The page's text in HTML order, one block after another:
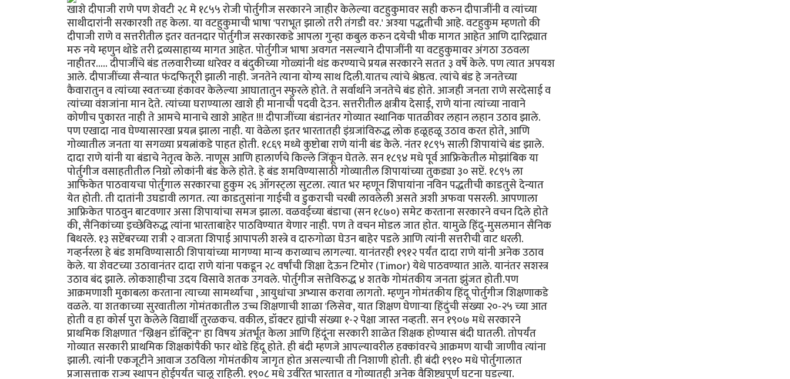
खाशे दीपाजी राणे पण शेवटी २८ मे १८५५ रोजी पोर्तुगीज सरकारने जाहीर केलेल्या वटहुकुमावर सही करुन दीपाजींनी व त्यांच्या
साथीदारांनी सरकारशी तह केला. या वटहुकुमाची भाषा 'पराभूत झालो तरी तंगडी वर.' अश्या पद्धतीची आहे. वटहुकुम म्हणतो की
दीपाजी राणे व सत्तरीतील इतर वतनदार पोर्तुगीज सरकारकडे आपला गुन्हा कबुल करुन दयेची भीक मागत आहेत आणि दारिद्र्यात
मरु नये म्हणुन थोडे तरी द्रव्यसाहाय्य मागत आहेत. पोर्तुगीज भाषा अवगत नसल्याने दीपाजींनी या वटहुकुमावर अंगठा उठवला
नाहीतर..... दीपाजींचे बंड तलवारीच्या धारेवर व बंदुकीच्या गोळ्यांनी थंड करण्याचे प्रयत्न सरकारने सतत ३ वर्षे केले. पण त्यात अपयश
आले. दीपाजींच्या सैन्यात फंदफितूरी झाली नाही. जनतेने त्याना योग्य साथ दिली.यातच त्यांचे श्रेष्ठत्व. त्यांचे बंड हे जनतेच्या
कैवारातुन व त्यांच्या स्वतःच्या हंकावर केलेल्या आघातातुन स्फुरले होते. ते सर्वार्थाने जनतेचे बंड होते. आजही जनता राणे सरदेसाई व
त्यांच्या वंशजांना मान देते. त्यांच्या घराण्याला खाशे ही मानाची पदवी देउन. सत्तरीतील क्षत्रीय देसाई, राणे यांना त्यांच्या नावाने
कोणीच पुकारत नाही ते आमचे मानाचे खाशे आहेत !!! दीपाजींच्या बंडानंतर गोव्यात स्थानिक पातळीवर लहान लहान उठाव झाले.
पण एखादा नाव घेण्यासारखा प्रयत्न झाला नाही. या वेळेला इतर भारतातही इंग्रजांविरुद्ध लोक हळूहळू उठाव करत होते, आणि
गोव्यातील जनता या सगळ्या प्रयत्नांकडे पाहत होती. १८६९ मध्ये कुष्टोबा राणे यांनी बंड केले. नंतर १८९५ साली शिपायांचे बंड झाले.
दादा राणे यांनी या बंडाचे नेतृत्व केले. नाणूस आणि हालार्णचे किल्ले जिंकून घेतले. सन १८९४ मधे पूर्व आफ्रिकेतील मोझांबिक या
पोर्तुगीज वसाहतीतील निग्रो लोकांनी बंड केले होते. हे बंड शमविण्यासाठी गोव्यातील शिपायांच्या तुकड्या ३० सप्टें. १८९५ ला
आफिकेत पाठवायचा पोर्तुगाल सरकारचा हुकुम २६ ऑगस्ट्ला सुटला. त्यात भर म्हणून शिपायांना नविन पद्धतीची काडतुसे देन्यात
येत होती. ती दातांनी उघडावी लागत. त्या काडतुसांना गाईची व डुकराची चरबी लावलेली असते अशी अफवा पसरली. आपणाला
आफ्रिकेत पाठवुन बाटवणार असा शिपायांचा समज झाला. वळवईच्या बंडाचा (सन १८७०) समेट करताना सरकारने वचन दिले होते
की, सैनिकांच्या इच्छेविरुद्ध त्यांना भारताबाहेर पाठविण्यात येणार नाही. पण ते वचन मोडल जात होत. यामुळे हिंदु-मुसलमान सैनिक
बिथरले. १३ सप्टेंबरच्या रात्री २ वाजता शिपाई आपापली शस्त्रे व दारुगोळा घेउन बाहेर पडले आणि त्यांनी सत्तरीची वाट धरली.
गव्हर्नरला हे बंड शमविण्यासाठी शिपायांच्या मागण्या मान्य कराव्याच लागल्या. यानंतरही १९१२ पर्यंत दादा राणे यांनी अनेक उठाव
केले. या शेवटच्या उठावानंतर दादा राणे यांना पकडून २८ वर्षांची शिक्षा देऊन टिमोर (Timor) येथे पाठवण्यात आले. यानंतर सशस्त्र
उठाव बंद झाले. लोकशाहीचा उदय विसावे शतक उगवले. पोर्तुगीज सत्तेविरुद्ध ४ शतके गोमंतकीय जनता झुंजत होती.पण
आक्रमणाशी मुकाबला करताना त्याच्या सामर्थ्याचा , आयुधांचा अभ्यास करावा लागतो. म्हणुन गोमंतकीय हिंदू पोर्तुगीज शिक्षणाकडे
वळले. या शतकाच्या सुरवातीला गोमंतकातील उच्च शिक्षणाची शाळा 'लिसेव', यात शिक्षण घेणार्‍या हिंदुंची संख्या २०-२५ च्या आत
होती व हा कोर्स पुरा केलेले विद्यार्थी तुरळकच. वकील, डॉक्टर ह्यांची संख्या १-२ पेक्षा जास्त नव्हती. सन १९०७ मधे सरकारने
प्राथमिक शिक्षणात "ख्रिश्चन डॉक्ट्रिन" हा विषय अंतर्भूत केला आणि हिंदूंना सरकारी शाळेत शिक्षक होण्यास बंदी घातली. तोपर्यंत
गोव्यात सरकारी प्राथमिक शिक्षकांपैकी फार थोडे हिंदू होते. ही बंदी म्हणजे आपल्यावरील हक्कांवरचे आक्रमण याची जाणीव त्यांना
झाली. त्यांनी एकजूटीने आवाज उठविला गोमंतकीय जागृत होत असल्याची ती निशाणी होती. ही बंदी १९१० मधे पोर्तुगालात
प्रजासत्ताक राज्य स्थापन होईपर्यंत चालू राहिली. १९०८ मधे उर्वरित भारतात व गोव्यातही अनेक वैशिष्ट्यपुर्ण घटना घडल्या.